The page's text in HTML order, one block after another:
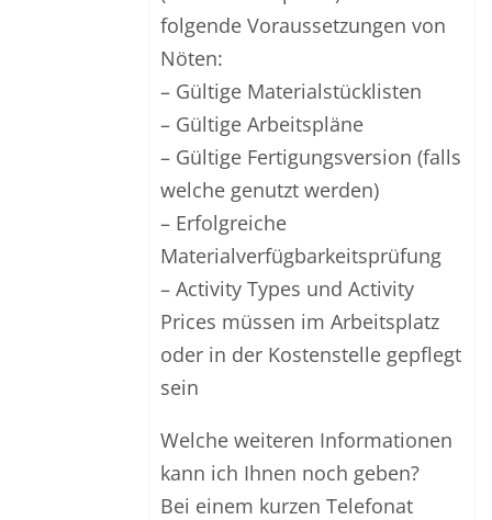
folgende Voraussetzungen von
Nöten:
– Gültige Materialstücklisten
– Gültige Arbeitspläne
– Gültige Fertigungsversion (falls
welche genutzt werden)
– Erfolgreiche
Materialverfügbarkeitsprüfung
– Activity Types und Activity
Prices müssen im Arbeitsplatz
oder in der Kostenstelle gepflegt
sein
Welche weiteren Informationen
kann ich Ihnen noch geben?
Bei einem kurzen Telefonat